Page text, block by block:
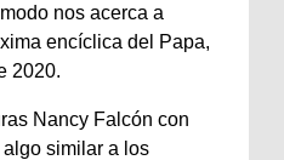
nos acerca a
encíclica del Papa,
2020.
Nancy Falcón con
similar a los